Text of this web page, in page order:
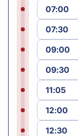
07:00
07:30
09:00
09:30
11:05
12:00
12:30